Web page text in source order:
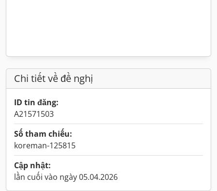
Chi tiết về đề nghị
ID tin đăng:
A21571503
Số tham chiếu:
koreman-125815
Cập nhật:
lần cuối vào ngày 05.04.2026